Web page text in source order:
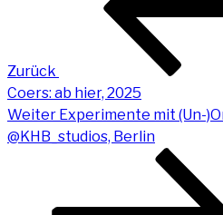
Zurück
Coers: ab hier, 2025
Nächster
Beitrag
Weiter Expe­ri­men­te mit (Un-
@KHB_studios, Berlin